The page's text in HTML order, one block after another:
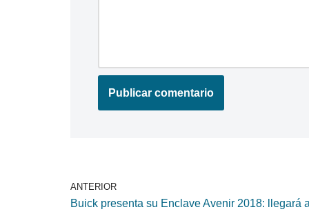
ANTERIOR
Buick presenta su Enclave Avenir 2018: llegará